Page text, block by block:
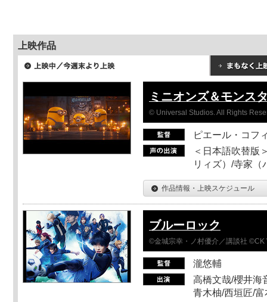
上映作品
ミニオンズ＆モンス
© Universal Studios. All Rights
ピエール・コフ
＜日本語吹替版
リィズ）/寺家（
作品情報・上映スケジュール
ブルーロック
©金城宗幸・ノ村優介／講談社 ©CK
瀧悠輔
高橋文哉/櫻井海
青木柚/西垣匠/